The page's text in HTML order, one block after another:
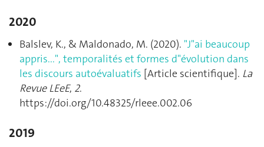
2020
Balslev, K., & Maldonado, M. (2020). "J"ai beaucoup
appris...", temporalités et formes d"évolution dans
les discours autoévaluatifs [Article scientifique]. La
Revue LEeE, 2.
https://doi.org/10.48325/rleee.002.06
2019